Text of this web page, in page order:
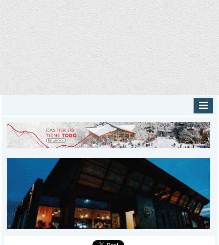
INICIO
PROVINCIALES
DEPORTES
POLICIALES
I-DIARIO
BÚSQUEDA